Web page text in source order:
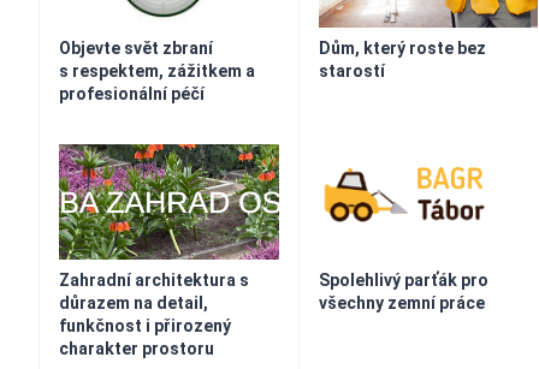
Objevte svět zbraní
s respektem, zážitkem a
profesionální péčí
Dům, který roste bez
starostí
Zahradní architektura s
důrazem na detail,
funkčnost i přirozený
charakter prostoru
Spolehlivý parťák pro
všechny zemní práce